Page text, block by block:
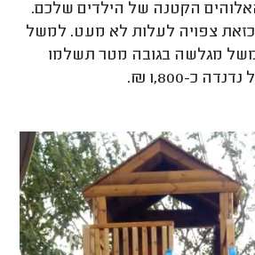
הקטנה של הילדים שלכם.
צפויה לעלות לא מעט. למשל
מגלשה בגובה מטר תשלמו